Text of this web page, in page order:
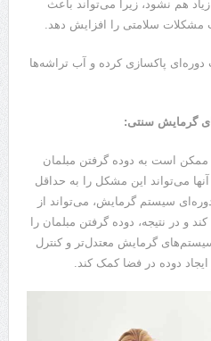
هم نشود، زیرا می‌تواند باعث
مشکلات سلامتی را افزایش دهد.
پاکسازی کرده و آب تراشه‌ها
گرمایش سنتی:
است به دوده گرفتن مبلمان
می‌تواند این مشکل را به حداقل
سیستم گرمایش، می‌تواند از
و در نتیجه، دوده گرفتن مبلمان را
گرمایش معتدل‌تر و کنترل
ایجاد دوده در فضا کمک کند.